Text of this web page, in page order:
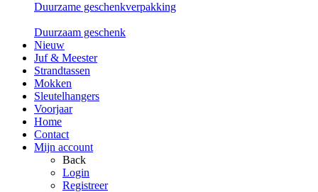
Duurzame geschenkverpakking
Duurzaam geschenk
Nieuw
Juf & Meester
Strandtassen
Mokken
Sleutelhangers
Voorjaar
Home
Contact
Mijn account
Back
Login
Registreer